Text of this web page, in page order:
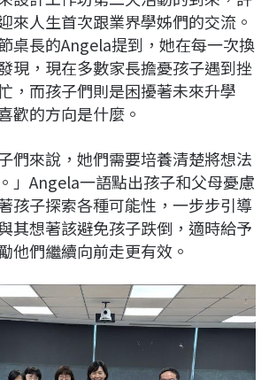
來人生首次跟業界學姊們的交流。
桌長的Angela提到，她在每一次換
現，現在多數家長擔憂孩子遇到挫
，而孩子們則是困擾著未來升學
歡的方向是什麼。
們來說，她們需要培養清楚將想法
」Angela一語點出孩子和父母憂慮
孩子探索各種可能性，一步步引導
其想著該避免孩子跌倒，適時給予
他們繼續向前走更有效。